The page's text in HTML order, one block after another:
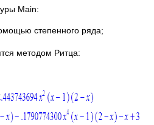
Main:
степенного ряда;
методом Ритца: